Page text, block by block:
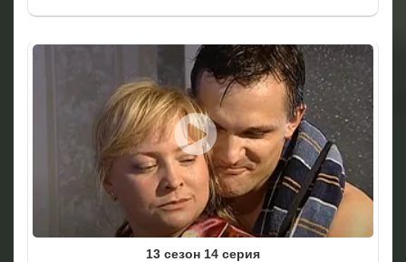
13 сезон 14 серия